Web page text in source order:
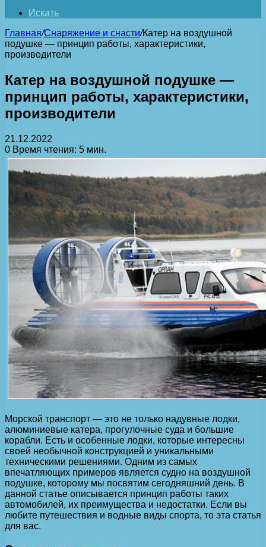
Искать
Главная/Снаряжение и снасти/Катер на воздушной
подушке — принцип работы, характеристики,
производители
Катер на воздушной подушке —
принцип работы, характеристики,
производители
21.12.2022
0 Время чтения: 5 мин.
Морской транспорт — это не только надувные лодки,
алюминиевые катера, прогулочные суда и большие
корабли. Есть и особенные лодки, которые интересны
своей необычной конструкцией и уникальными
техническими решениями. Одним из самых
впечатляющих примеров является судно на воздушной
подушке, которому мы посвятим сегодняшний день. В
данной статье описывается принцип работы таких
автомобилей, их преимущества и недостатки. Если вы
любите путешествия и водные виды спорта, то эта статья
для вас.